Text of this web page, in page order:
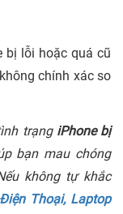
bị lỗi hoặc quá cũ
chính xác so
trạng iPhone bị
bạn mau chóng
không tự khắc
Thoại, Laptop